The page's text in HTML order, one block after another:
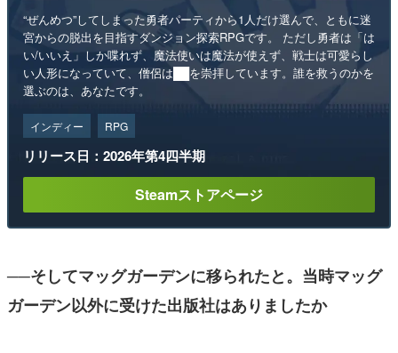
“ぜんめつ”してしまった勇者パーティから1人だけ選んで、ともに迷
宮からの脱出を目指すダンジョン探索RPGです。 ただし勇者は「は
い/いいえ」しか喋れず、魔法使いは魔法が使えず、戦士は可愛らし
い人形になっていて、僧侶は██を崇拝しています。誰を救うのかを
選ぶのは、あなたです。
インディー RPG
リリース日：2026年第4四半期
Steamストアページ
──そしてマッグガーデンに移られたと。当時マッグ
ガーデン以外に受けた出版社はありましたか